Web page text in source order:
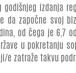
izdanja
da započne svoj
od čega je 6,7
u pokretanju
e zatraže takvu